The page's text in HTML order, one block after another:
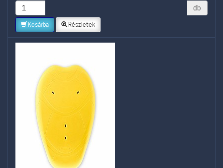
db
Kosárba Részletek